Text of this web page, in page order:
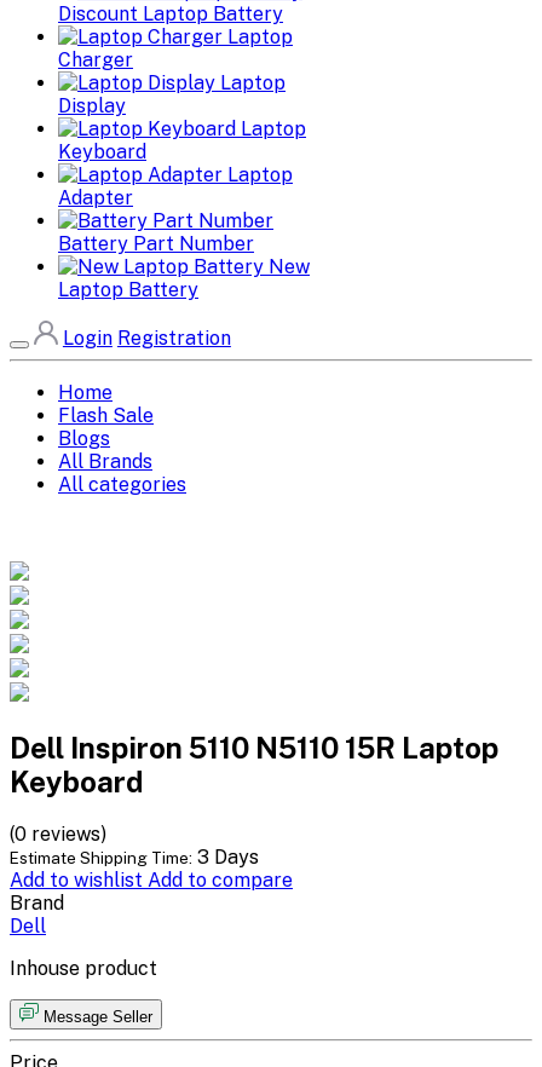
Discount Laptop Battery
Laptop
Charger
Laptop
Display
Laptop
Keyboard
Laptop
Adapter
Battery Part Number
New
Laptop Battery
Login Registration
Home
Flash Sale
Blogs
All Brands
All categories
Dell Inspiron 5110 N5110 15R Laptop
Keyboard
(0 reviews)
Estimate Shipping Time: 3 Days
Add to wishlist Add to compare
Brand
Dell
Inhouse product
Message Seller